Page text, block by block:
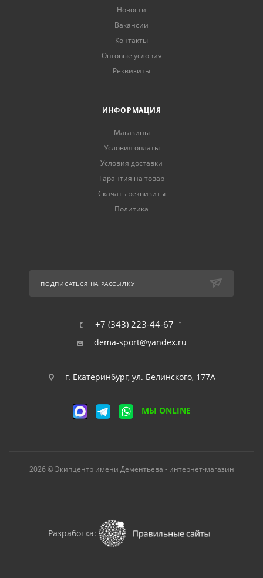
Новости
Вакансии
Контакты
Оптовые условия
Реквизиты
ИНФОРМАЦИЯ
Магазины
Условия оплаты
Условия доставки
Гарантия на товар
Скачать реквизиты
Политика
ПОДПИСАТЬСЯ НА РАССЫЛКУ
+7 (343) 223-44-67
dema-sport@yandex.ru
г. Екатеринбург, ул. Белинского, 177А
МЫ ONLINE
2026 © Экипцентр имени Дементьева - интернет-магазин
Разработка: